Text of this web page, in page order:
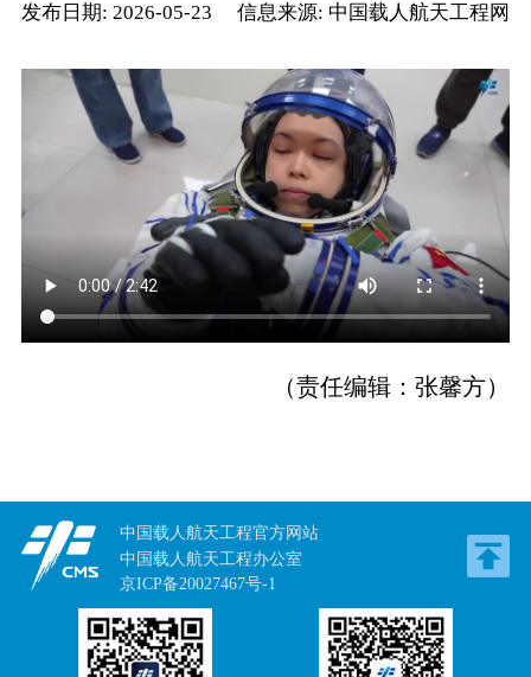
发布日期: 2026-05-23 信息来源: 中国载人航天工程网
（责任编辑：张馨方）
中国载人航天工程官方网站
中国载人航天工程办公室
京ICP备20027467号-1